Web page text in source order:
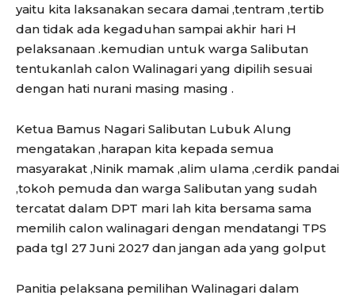
yaitu kita laksanakan secara damai ,tentram ,tertib
dan tidak ada kegaduhan sampai akhir hari H
pelaksanaan .kemudian untuk warga Salibutan
tentukanlah calon Walinagari yang dipilih sesuai
dengan hati nurani masing masing .
Ketua Bamus Nagari Salibutan Lubuk Alung
mengatakan ,harapan kita kepada semua
masyarakat ,Ninik mamak ,alim ulama ,cerdik pandai
,tokoh pemuda dan warga Salibutan yang sudah
tercatat dalam DPT mari lah kita bersama sama
memilih calon walinagari dengan mendatangi TPS
pada tgl 27 Juni 2027 dan jangan ada yang golput
Panitia pelaksana pemilihan Walinagari dalam